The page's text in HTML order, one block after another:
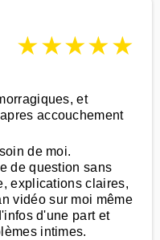
★★★★★
et
accouchement
de moi.
de question sans
explications claires,
vidéo sur moi même
d'une part et
intimes.